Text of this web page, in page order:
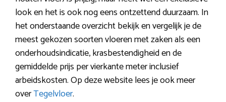
look en het is ook nog eens ontzettend duurzaam. In
het onderstaande overzicht bekijk en vergelijk je de
meest gekozen soorten vloeren met zaken als een
onderhoudsindicatie, krasbestendigheid en de
gemiddelde prijs per vierkante meter inclusief
arbeidskosten. Op deze website lees je ook meer
overTegelvloer.